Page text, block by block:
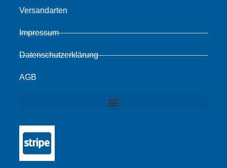
Versandarten
Impressum
Datenschutzerklärung
AGB